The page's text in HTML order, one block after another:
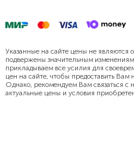
Указанные на сайте цены не
подвержены значительным
прикладываем все усилия для
цен на сайте, чтобы предоставить
Однако, рекомендуем Вам связаться с
актуальные цены и условия